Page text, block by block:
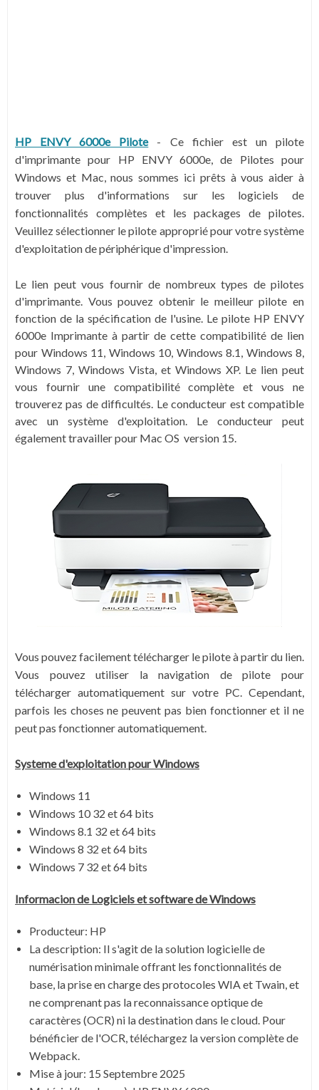
HP ENVY 6000e Pilote- Ce fichier est un pilote
d'imprimante pour HP ENVY 6000e, de Pilotes pour
Windows et Mac, nous sommes ici prêts à vous aider à
trouver plus d'informations sur les logiciels de
fonctionnalités complètes et les packages de pilotes.
Veuillez sélectionner le pilote approprié pour votre système
d'exploitation de périphérique d'impression.
Le lien peut vous fournir de nombreux types de pilotes
d'imprimante. Vous pouvez obtenir le meilleur pilote en
fonction de la spécification de l'usine. Le pilote HP ENVY
6000e Imprimante à partir de cette compatibilité de lien
pour Windows 11, Windows 10, Windows 8.1, Windows 8,
Windows 7, Windows Vista, et Windows XP. Le lien peut
vous fournir une compatibilité complète et vous ne
trouverez pas de difficultés. Le conducteur est compatible
avec un système d'exploitation. Le conducteur peut
également travailler pour Mac OS version 15.
Vous pouvez facilement télécharger le pilote à partir du lien.
Vous pouvez utiliser la navigation de pilote pour
télécharger automatiquement sur votre PC. Cependant,
parfois les choses ne peuvent pas bien fonctionner et il ne
peut pas fonctionner automatiquement.
Systeme d'exploitation pour Windows
Windows 11
Windows 10 32 et 64 bits
Windows 8.1 32 et 64 bits
Windows 8 32 et 64 bits
Windows 7 32 et 64 bits
Informacion de Logiciels et software de Windows
Producteur: HP
La description: Il s'agit de la solution logicielle de
numérisation minimale offrant les fonctionnalités de
base, la prise en charge des protocoles WIA et Twain, et
ne comprenant pas la reconnaissance optique de
caractères (OCR) ni la destination dans le cloud. Pour
bénéficier de l'OCR, téléchargez la version complète de
Webpack.
Mise à jour: 15 Septembre 2025